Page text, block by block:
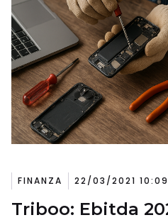
FINANZA 22/03/2021 10:09
Triboo: Ebitda